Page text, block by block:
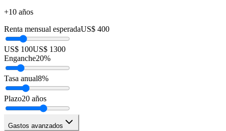
+10 años
Renta mensual esperadaUS$ 400
US$ 100US$ 1300
Enganche20%
Tasa anual8%
Plazo20 años
Gastos avanzados